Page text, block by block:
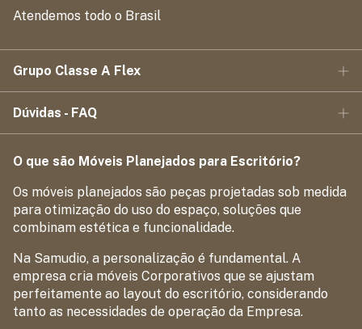
Atendemos todo o Brasil
Grupo Classe A Flex
Dúvidas - FAQ
O que são Móveis Planejados para Escritório?
Os móveis planejados são peças projetadas sob medida
para otimização do uso do espaço, soluções que
combinam estética e funcionalidade.
Na Samudio, a personalização é fundamental. A
empresa cria móveis Corporativos que se ajustam
perfeitamente ao layout do escritório, considerando
tanto as necessidades de operação da Empresa.